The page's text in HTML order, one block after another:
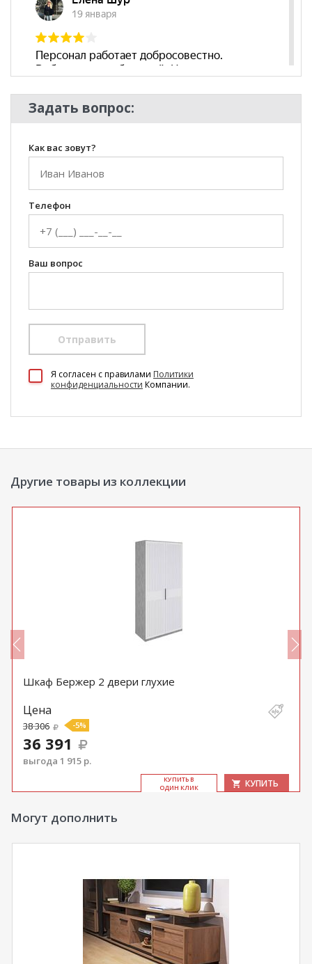
Задать вопрос:
Как вас зовут?
Телефон
Ваш вопрос
Отправить
Я согласен c правилами Политики
конфиденциальности Компании.
Другие товары из коллекции
Шкаф Бержер 2 двери глухие
Цена
38 306 -5%
36 391
выгода 1 915 р.
КУ­ПИТЬ В
ОДИН КЛИК
КУПИТЬ
Могут дополнить